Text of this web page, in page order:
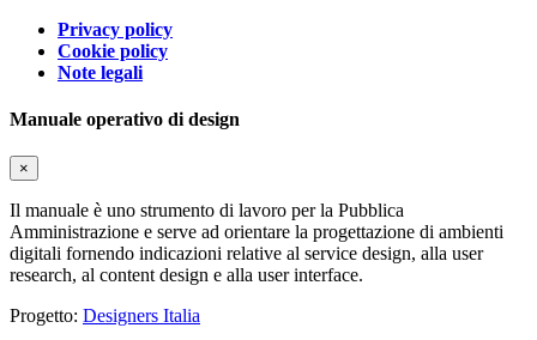
Privacy policy
Cookie policy
Note legali
Manuale operativo di design
×
Il manuale è uno strumento di lavoro per la Pubblica
Amministrazione e serve ad orientare la progettazione di ambienti
digitali fornendo indicazioni relative al service design, alla user
research, al content design e alla user interface.
Progetto: Designers Italia